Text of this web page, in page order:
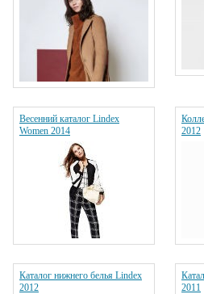
Весенний каталог Lindex
Women 2014
2012
Каталог нижнего белья Lindex
2012
2011